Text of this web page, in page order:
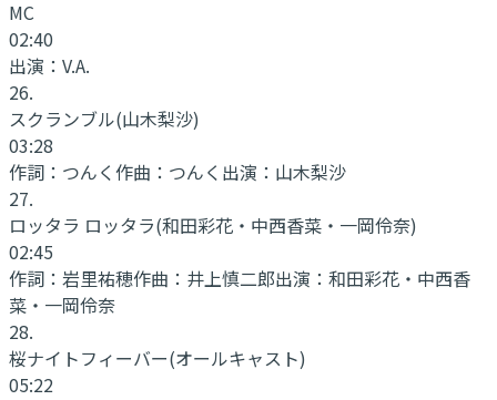
MC
02:40
出演： V.A.
26.
スクランブル(山木梨沙)
03:28
作詞： つんく作曲： つんく 出演： 山木梨沙
27.
ロッタラ ロッタラ(和田彩花・中西香菜・一岡伶奈)
02:45
作詞： 岩里祐穂作曲： 井上慎二郎出演： 和田彩花・中西香
菜・一岡伶奈
28.
桜ナイトフィーバー(オールキャスト)
05:22